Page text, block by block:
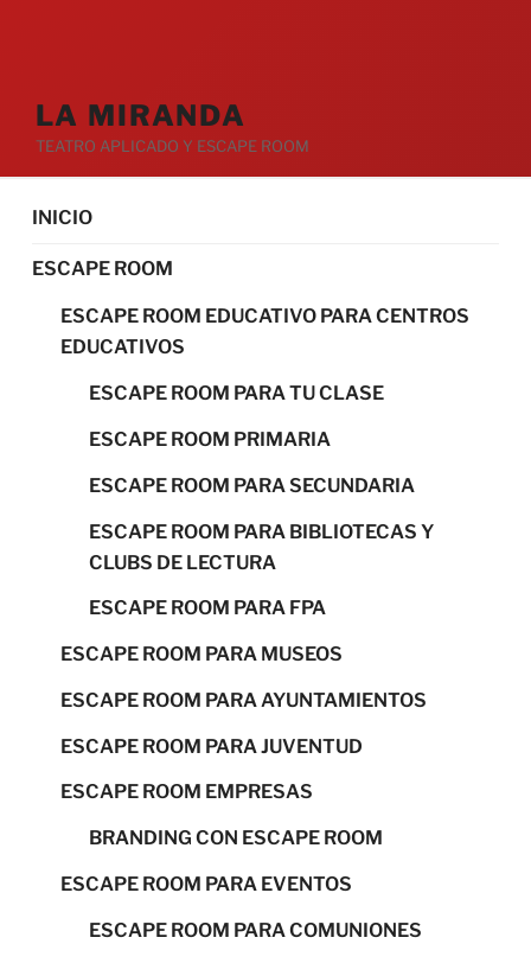
LA MIRANDA
TEATRO APLICADO Y ESCAPE ROOM
INICIO
ESCAPE ROOM
ESCAPE ROOM EDUCATIVO PARA CENTROS
EDUCATIVOS
ESCAPE ROOM PARA TU CLASE
ESCAPE ROOM PRIMARIA
ESCAPE ROOM PARA SECUNDARIA
ESCAPE ROOM PARA BIBLIOTECAS Y
CLUBS DE LECTURA
ESCAPE ROOM PARA FPA
ESCAPE ROOM PARA MUSEOS
ESCAPE ROOM PARA AYUNTAMIENTOS
ESCAPE ROOM PARA JUVENTUD
ESCAPE ROOM EMPRESAS
BRANDING CON ESCAPE ROOM
ESCAPE ROOM PARA EVENTOS
ESCAPE ROOM PARA COMUNIONES